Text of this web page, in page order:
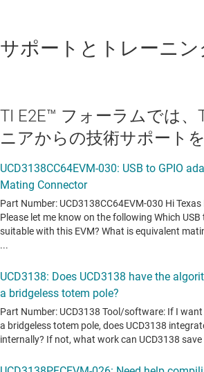
サポートとトレーニン
TI E2E™ フォーラムでは、
ニアからの技術サポート